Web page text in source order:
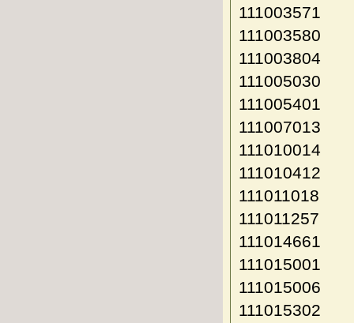
111003571
111003580
111003804
111005030
111005401
111007013
111010014
111010412
111011018
111011257
111014661
111015001
111015006
111015302